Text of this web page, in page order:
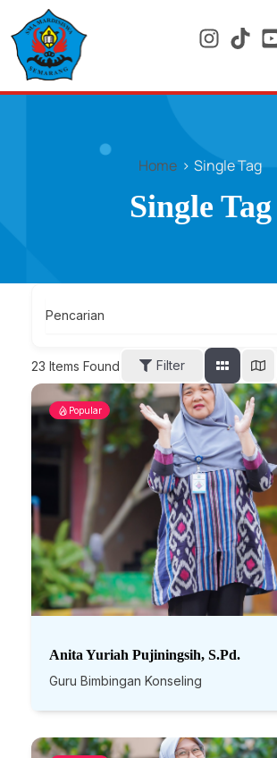
to
content
Menu
Home Single Tag
Single Tag
Pencarian
23 Items Found Filter
Popular
Anita Yuriah Pujiningsih, S.Pd.
Guru Bimbingan Konseling